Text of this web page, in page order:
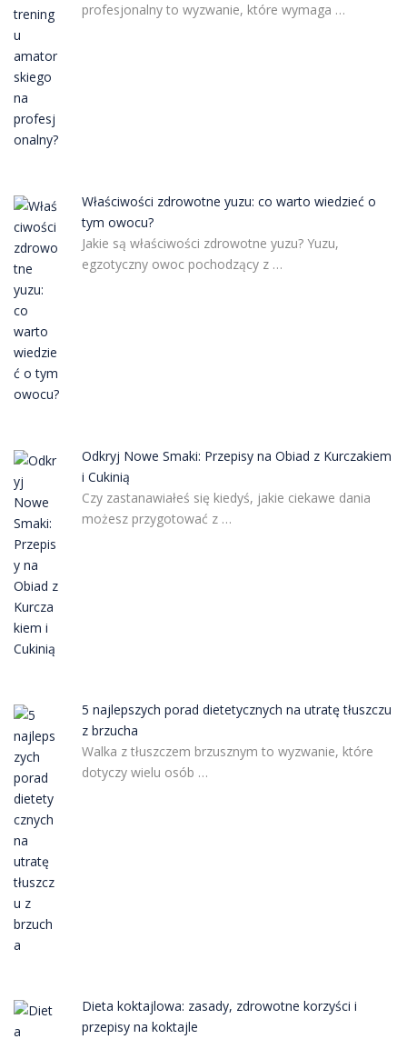
profesjonalny to wyzwanie, które wymaga …
Właściwości zdrowotne yuzu: co warto wiedzieć o
tym owocu?
Jakie są właściwości zdrowotne yuzu? Yuzu,
egzotyczny owoc pochodzący z …
Odkryj Nowe Smaki: Przepisy na Obiad z Kurczakiem
i Cukinią
Czy zastanawiałeś się kiedyś, jakie ciekawe dania
możesz przygotować z …
5 najlepszych porad dietetycznych na utratę tłuszczu
z brzucha
Walka z tłuszczem brzusznym to wyzwanie, które
dotyczy wielu osób …
Dieta koktajlowa: zasady, zdrowotne korzyści i
przepisy na koktajle